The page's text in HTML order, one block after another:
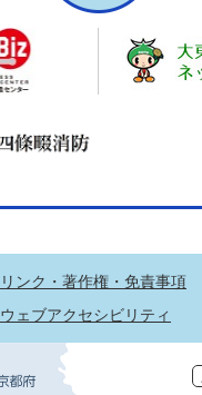
リンク・著作権・免責事項
ウェブアクセシビリティ